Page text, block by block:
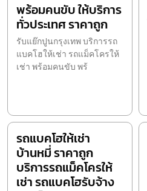
พร้อมคนขับ ให้บริการ
ทั่วประเทศ ราคาถูก
รับแย๊กปูนกรุงเทพ บริการรถ
แบคโฮให้เช่า รถแม็คโครให้
เช่า พร้อมคนขับ พร้
รถแบคโฮให้เช่า
บ้านหมี่ ราคาถูก
บริการรถแม็คโครให้
เช่า รถแบคโฮรับจ้าง